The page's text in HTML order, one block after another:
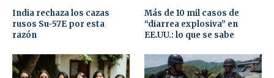
India rechaza los cazas
rusos Su-57E por esta
razón
Más de 10 mil casos de
“diarrea explosiva” en
EE.UU.: lo que se sabe